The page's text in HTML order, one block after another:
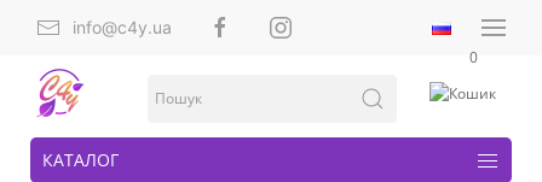
info@c4y.ua
0
КАТАЛОГ